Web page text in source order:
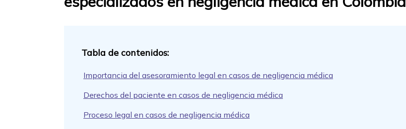
Importancia del asesoramiento legal en casos de negligencia médica
Derechos del paciente en casos de negligencia médica
Proceso legal en casos de negligencia médica